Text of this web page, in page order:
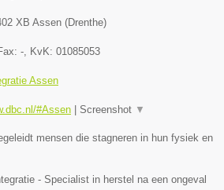
XB Assen (Drenthe)
- , KvK: 01085053
Assen
#Assen Screenshot ▼
mensen die stagneren in hun fysiek en
- Specialist in herstel na een ongeval